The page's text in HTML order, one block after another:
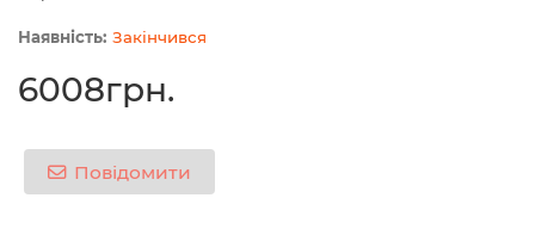
Закінчився
6008грн.
Повідомити